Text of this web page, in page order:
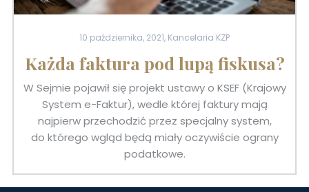
10 października, 2021, Kancelaria KZP
Każda faktura pod lupą fiskusa?
W Sejmie pojawił się projekt ustawy o KSEF (Krajowy
System e-Faktur), wedle której faktury mają
najpierw przechodzić przez specjalny system,
do którego wgląd będą miały oczywiście ograny
podatkowe.